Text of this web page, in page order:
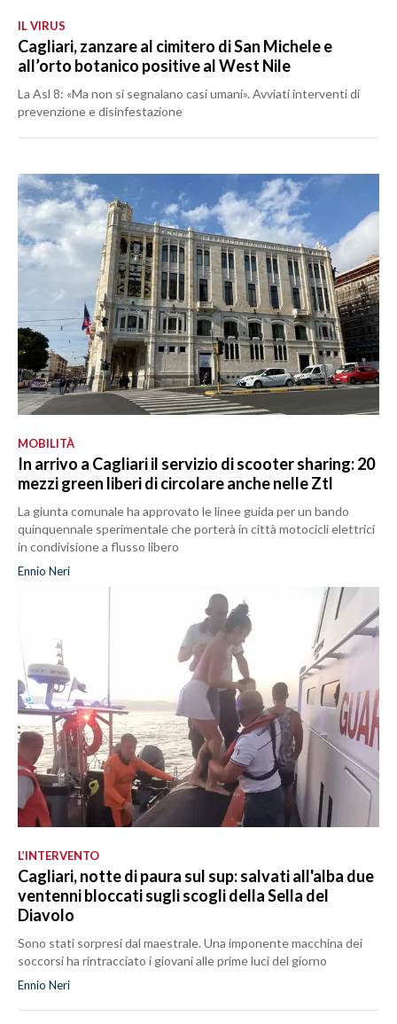
IL VIRUS
Cagliari, zanzare al cimitero di San Michele e
all’orto botanico positive al West Nile
La Asl 8: «Ma non si segnalano casi umani». Avviati interventi di
prevenzione e disinfestazione
MOBILITÀ
In arrivo a Cagliari il servizio di scooter sharing: 20
mezzi green liberi di circolare anche nelle Ztl
La giunta comunale ha approvato le linee guida per un bando
quinquennale sperimentale che porterà in città motocicli elettrici
in condivisione a flusso libero
Ennio Neri
L’INTERVENTO
Cagliari, notte di paura sul sup: salvati all'alba due
ventenni bloccati sugli scogli della Sella del
Diavolo
Sono stati sorpresi dal maestrale. Una imponente macchina dei
soccorsi ha rintracciato i giovani alle prime luci del giorno
Ennio Neri